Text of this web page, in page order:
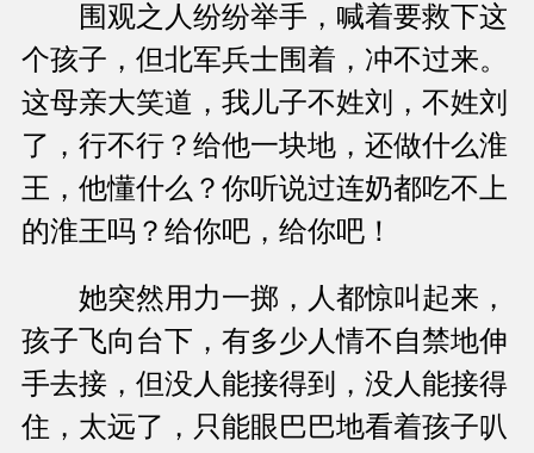
围观之人纷纷举手，喊着要救下这
个孩子，但北军兵士围着，冲不过来。
这母亲大笑道，我儿子不姓刘，不姓刘
了，行不行？给他一块地，还做什么淮
王，他懂什么？你听说过连奶都吃不上
的淮王吗？给你吧，给你吧！
她突然用力一掷，人都惊叫起来，
孩子飞向台下，有多少人情不自禁地伸
手去接，但没人能接得到，没人能接得
住，太远了，只能眼巴巴地看着孩子叭